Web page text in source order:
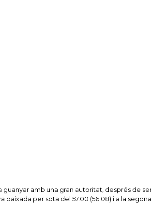
amb una gran autoritat, després de
baixada per sota del 57.00 (56.08) i a la